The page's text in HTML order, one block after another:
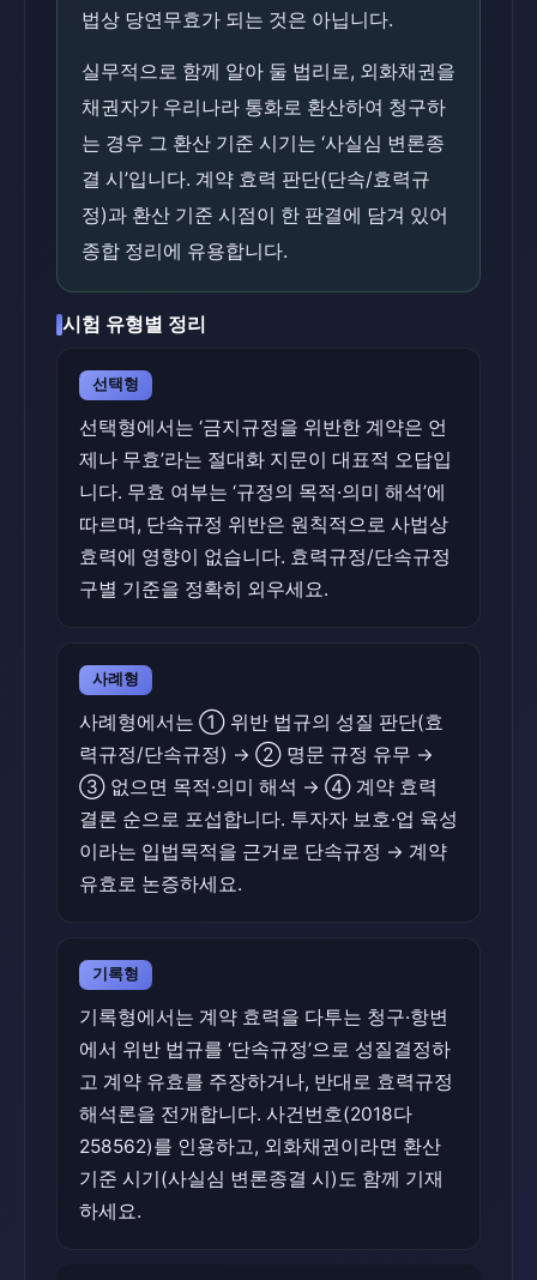
법상 당연무효가 되는 것은 아닙니다.
실무적으로 함께 알아 둘 법리로, 외화채권을
채권자가 우리나라 통화로 환산하여 청구하
는 경우 그 환산 기준 시기는 ‘사실심 변론종
결 시’입니다. 계약 효력 판단(단속/효력규
정)과 환산 기준 시점이 한 판결에 담겨 있어
종합 정리에 유용합니다.
시험 유형별 정리
선택형
선택형에서는 ‘금지규정을 위반한 계약은 언
제나 무효’라는 절대화 지문이 대표적 오답입
니다. 무효 여부는 ‘규정의 목적·의미 해석’에
따르며, 단속규정 위반은 원칙적으로 사법상
효력에 영향이 없습니다. 효력규정/단속규정
구별 기준을 정확히 외우세요.
사례형
사례형에서는 ① 위반 법규의 성질 판단(효
력규정/단속규정) → ② 명문 규정 유무 →
③ 없으면 목적·의미 해석 → ④ 계약 효력
결론 순으로 포섭합니다. 투자자 보호·업 육성
이라는 입법목적을 근거로 단속규정 → 계약
유효로 논증하세요.
기록형
기록형에서는 계약 효력을 다투는 청구·항변
에서 위반 법규를 ‘단속규정’으로 성질결정하
고 계약 유효를 주장하거나, 반대로 효력규정
해석론을 전개합니다. 사건번호(2018다
258562)를 인용하고, 외화채권이라면 환산
기준 시기(사실심 변론종결 시)도 함께 기재
하세요.